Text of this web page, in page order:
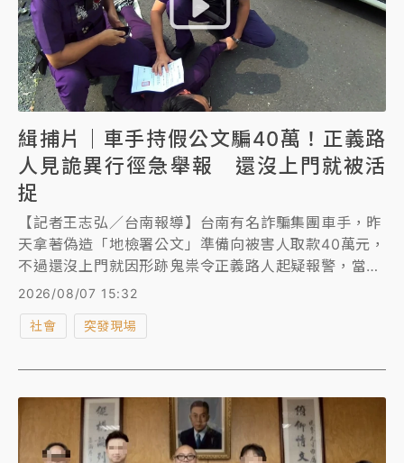
緝捕片｜車手持假公文騙40萬！正義路
人見詭異行徑急舉報 還沒上門就被活
捉
【記者王志弘／台南報導】台南有名詐騙集團車手，昨
天拿著偽造「地檢署公文」準備向被害人取款40萬元，
不過還沒上門就因形跡鬼祟令正義路人起疑報警，當場
被員警會同實習生抓個正著，神情訝異，只能束手就
擒。
2026/08/07 15:32
社會 突發現場